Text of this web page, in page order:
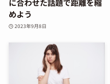
に合わせた話題で距離を縮
めよう
2023年9月8日